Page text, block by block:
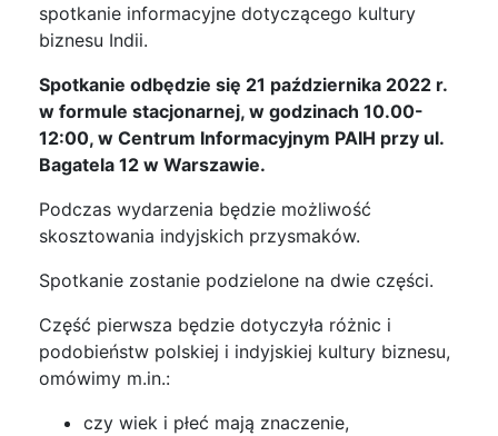
spotkanie informacyjne dotyczącego kultury
biznesu Indii.
Spotkanie odbędzie się 21 października 2022 r.
w formule stacjonarnej, w godzinach 10.00-
12:00, w Centrum Informacyjnym PAIH przy ul.
Bagatela 12 w Warszawie.
Podczas wydarzenia będzie możliwość
skosztowania indyjskich przysmaków.
Spotkanie zostanie podzielone na dwie części.
Część pierwsza będzie dotyczyła różnic i
podobieństw polskiej i indyjskiej kultury biznesu,
omówimy m.in.:
czy wiek i płeć mają znaczenie,